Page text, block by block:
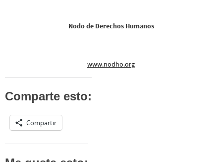
Nodo de Derechos Humanos
www.nodho.org
Comparte esto:
Compartir